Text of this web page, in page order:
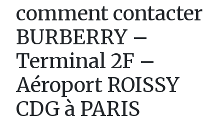
comment contacter
BURBERRY –
Terminal 2F –
Aéroport ROISSY
CDG à PARIS